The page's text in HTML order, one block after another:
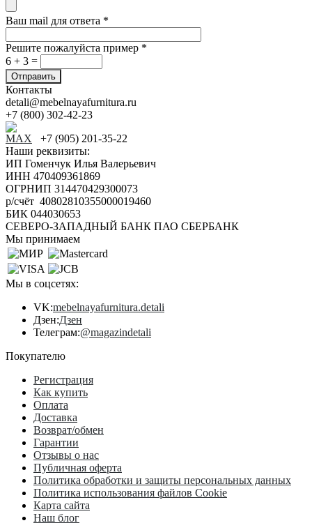
Ваш mail для ответа *
Решите пожалуйста пример *
6 + 3 =
Контакты
detali@mebelnayafurnitura.ru
+7 (800) 302-42-23
+7 (905) 201-35-22
Наши реквизиты:
ИП Гоменчук Илья Валерьевич
ИНН 470409361869
ОГРНИП 314470429300073
р/счёт 40802810355000019460
БИК 044030653
СЕВЕРО-ЗАПАДНЫЙ БАНК ПАО СБЕРБАНК
Мы принимаем
Мы в соцсетях:
VK:mebelnayafurnitura.detali
Дзен:Дзен
Телеграм:@magazindetali
Покупателю
Регистрация
Как купить
Оплата
Доставка
Возврат/обмен
Гарантии
Отзывы о нас
Публичная оферта
Политика обработки и защиты персональных данных
Политика использования файлов Cookie
Карта сайта
Наш блог